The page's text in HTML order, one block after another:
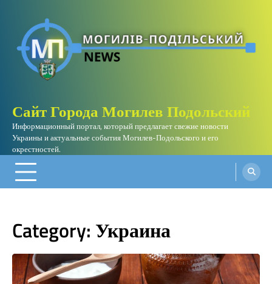
content
Сайт Города Могилев Подольский
Информационный портал, который предлагает свежие новости
Украины и актуальные события Могилев-Подольского и его
окрестностей.
Category:Украина